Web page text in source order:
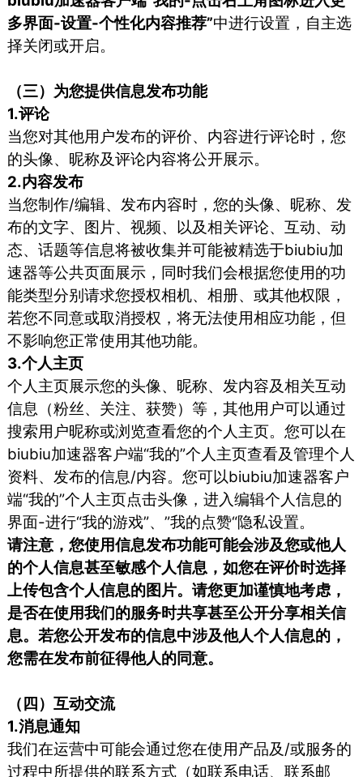
多界面-设置-个性化内容推荐”中进行设置，自主选
择关闭或开启。
（三）为您提供信息发布功能
1.评论
当您对其他用户发布的评价、内容进行评论时，您
的头像、昵称及评论内容将公开展示。
2.内容发布
当您制作/编辑、发布内容时，您的头像、昵称、发
布的文字、图片、视频、以及相关评论、互动、动
态、话题等信息将被收集并可能被精选于biubiu加
速器等公共页面展示，同时我们会根据您使用的功
能类型分别请求您授权相机、相册、或其他权限，
若您不同意或取消授权，将无法使用相应功能，但
不影响您正常使用其他功能。
3.个人主页
个人主页展示您的头像、昵称、发内容及相关互动
信息（粉丝、关注、获赞）等，其他用户可以通过
搜索用户昵称或浏览查看您的个人主页。您可以在
biubiu加速器客户端“我的”个人主页查看及管理个人
资料、发布的信息/内容。您可以biubiu加速器客户
端“我的”个人主页点击头像，进入编辑个人信息的
界面-进行“我的游戏”、”我的点赞“隐私设置。
请注意，您使用信息发布功能可能会涉及您或他人
的个人信息甚至敏感个人信息，如您在评价时选择
上传包含个人信息的图片。请您更加谨慎地考虑，
是否在使用我们的服务时共享甚至公开分享相关信
息。若您公开发布的信息中涉及他人个人信息的，
您需在发布前征得他人的同意。
（四）互动交流
1.消息通知
我们在运营中可能会通过您在使用产品及/或服务的
过程中所提供的联系方式（如联系电话、联系邮